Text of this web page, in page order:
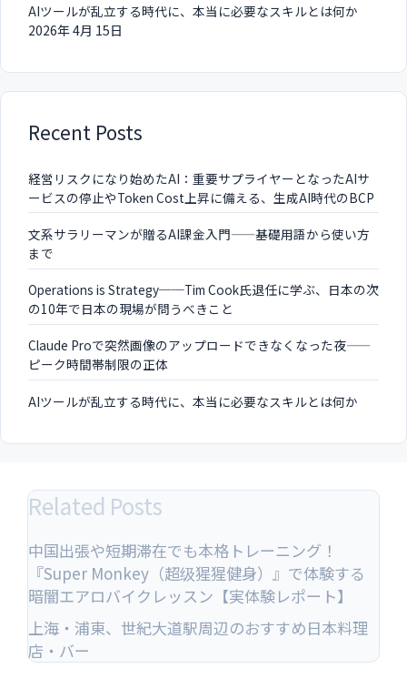
AIツールが乱立する時代に、本当に必要なスキルとは何か
2026年 4月 15日
Recent Posts
経営リスクになり始めたAI：重要サプライヤーとなったAIサ
ービスの停止やToken Cost上昇に備える、生成AI時代のBCP
文系サラリーマンが贈るAI課金入門——基礎用語から使い方
まで
Operations is Strategy──Tim Cook氏退任に学ぶ、日本の次
の10年で日本の現場が問うべきこと
Claude Proで突然画像のアップロードできなくなった夜——
ピーク時間帯制限の正体
AIツールが乱立する時代に、本当に必要なスキルとは何か
Related Posts
中国出張や短期滞在でも本格トレーニング！
『Super Monkey（超级猩猩健身）』で体験する
暗闇エアロバイクレッスン【実体験レポート】
上海・浦東、世紀大道駅周辺のおすすめ日本料理
店・バー